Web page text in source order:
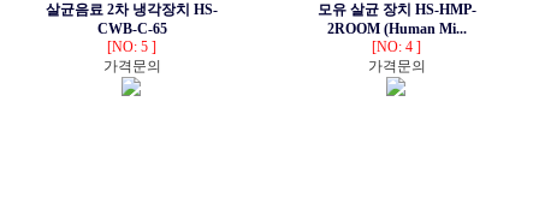
살균음료 2차 냉각장치 HS-
CWB-C-65
[NO: 5 ]
가격문의
모유 살균 장치 HS-HMP-
2ROOM (Human Mi...
[NO: 4 ]
가격문의